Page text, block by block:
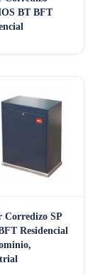
BT BFT
Corredizo SP
Residencial